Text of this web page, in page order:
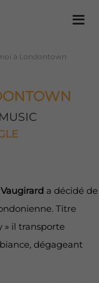
à Londontown
a décidé de
Titre
» il transporte
dégageant